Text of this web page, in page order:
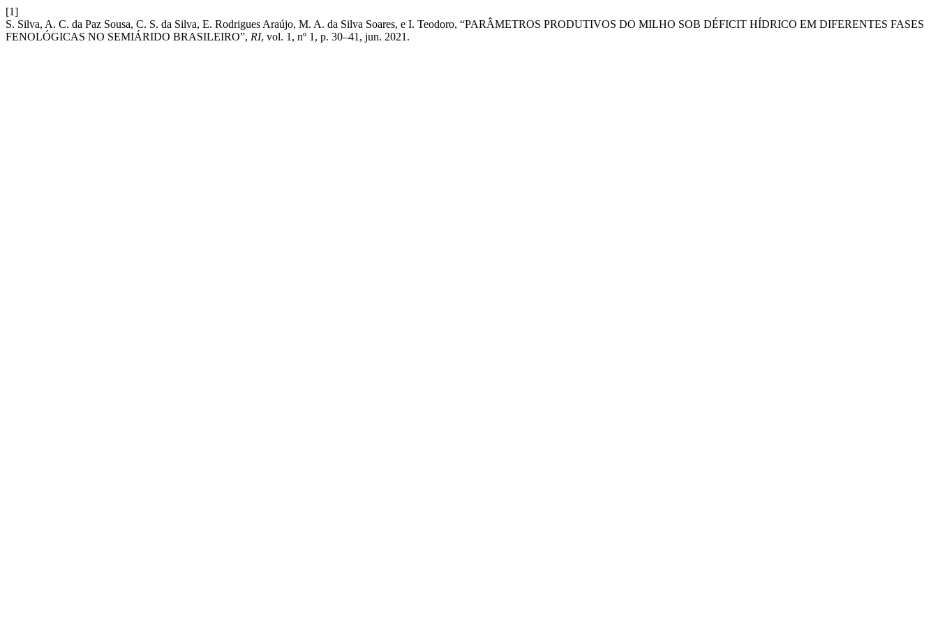
[1]
S. Silva, A. C. da Paz Sousa, C. S. da Silva, E. Rodrigues Araújo, M. A. da Silva Soares, e I. Teodoro, “PARÂMETROS PRODUTIVOS DO MILHO SOB DÉFICIT HÍDRICO EM DIFERENTES FASES
FENOLÓGICAS NO SEMIÁRIDO BRASILEIRO”, RI, vol. 1, nº 1, p. 30–41, jun. 2021.